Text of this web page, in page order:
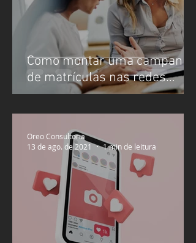
Como montar uma campanha
de matrículas nas redes
sociais (mas não só nela!)
Oreo Consultoria
13 de ago. de 2021
1 min de leitura